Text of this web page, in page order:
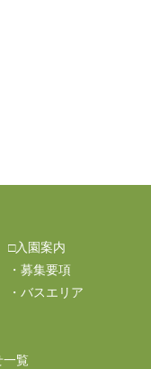
□入園案内
・募集要項
・バスエリア
一覧